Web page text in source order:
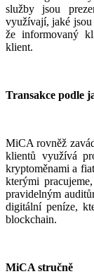
služby jsou
využívají, jaké jsou
že informovaný
klient.
Transakce podle
MiCA rovněž
klientů využívá
kryptoměnami a
kterými
pravidelným
digitální peníze,
blockchain.
MiCA stručně